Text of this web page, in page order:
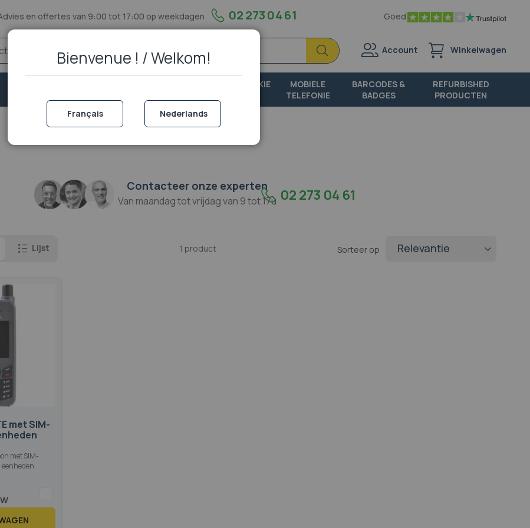
en offertes van 9:00 tot 17:00 op weekdagen 02 273 04 61 Goed
Zoek
Zoek
Account Winkelwagen
PORTOFOON EN WALKIE
MOBIELE
TELEFONIE
BARCODES &
BADGES
REFURBISHED
PRODUCTEN
Contacteer onze experten
Van maandag tot vrijdag van 9 tot 17u 02 273 04 61
Lijst 1 product Sorteer op
met SIM-
met SIM-
Bienvenue ! / Welkom!
Français Nederlands